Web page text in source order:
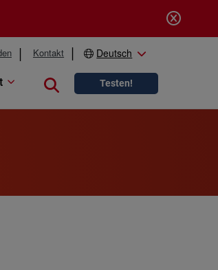
Kontakt Deutsch
Close search
Testen!